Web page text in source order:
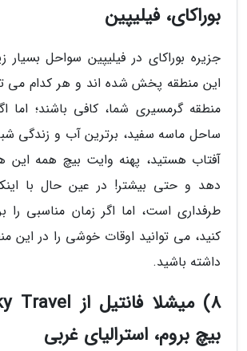
بوراکای، فیلیپین
جزیره بوراکای در فیلیپین سواحل بسیار
این منطقه پخش شده اند و هر کدام می
منطقه گرمسیری شما، کافی باشند؛ اما
ساحل ماسه سفید، برترین آب و زندگی
آفتاب هستید، پهنه وایت بیچ همه این
دهد و حتی بیشتر! در عین حال با
طرفداری است، اما اگر زمان مناسبی را
کنید، می توانید اوقات خوشی را در این
داشته باشید.
بیچ بروم، استرالیای غربی